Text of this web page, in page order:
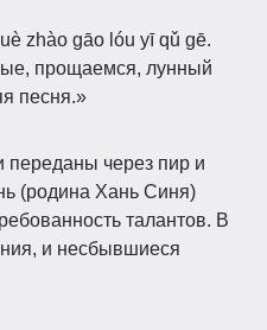
zhào gāo lóu yī qǔ gē.
прощаемся, лунный
песня.»
через пир и
(родина Хань Синя)
талантов. В
и несбывшиеся